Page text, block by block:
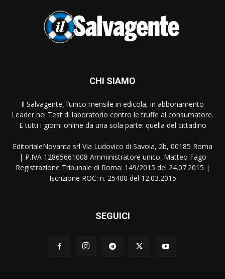
CHI SIAMO
Il Salvagente, l’unico mensile in edicola, in abbonamento
Leader nei Test di laboratorio contro le truffe al consumatore.
E tutti i giorni online da una sola parte: quella del cittadino
EditorialeNovanta srl Via Ludovico di Savoia, 2b, 00185 Roma
| P.IVA 12865661008 Amministratore unico: Matteo Fago
Registrazione Tribunale di Roma: 149/2015 del 24.07.2015 |
Iscrizione ROC: n. 25400 del 12.03.2015
SEGUICI